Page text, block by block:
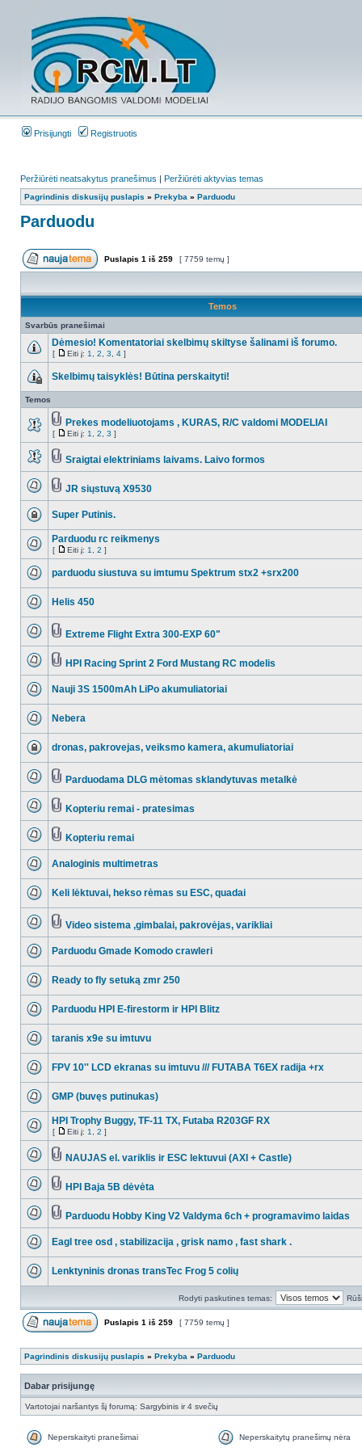
Prisijungti Registruotis
Peržiūrėti neatsakytus pranešimus | Peržiūrėti aktyvias temas
Pagrindinis diskusijų puslapis » Prekyba » Parduodu
Parduodu
Puslapis 1 iš 259 [ 7759 temų ]
Temos
Svarbūs pranešimai
Dėmesio! Komentatoriai skelbimų skiltyse šalinami iš forumo.
[ Eiti į: 1 2 3 4 ]
Skelbimų taisyklės! Būtina perskaityti!
Temos
Prekes modeliuotojams , KURAS, R/C valdomi MODELIAI
[ Eiti į: 1 2 3 ]
Sraigtai elektriniams laivams. Laivo formos
JR siųstuvą X9530
Super Putinis.
Parduodu rc reikmenys
[ Eiti į: 1 2 ]
parduodu siustuva su imtumu Spektrum stx2 +srx200
Helis 450
Extreme Flight Extra 300-EXP 60"
HPI Racing Sprint 2 Ford Mustang RC modelis
Nauji 3S 1500mAh LiPo akumuliatoriai
Nebera
dronas, pakrovejas, veiksmo kamera, akumuliatoriai
Parduodama DLG mėtomas sklandytuvas metalkė
Kopteriu remai - pratesimas
Kopteriu remai
Analoginis multimetras
Keli lėktuvai, hekso rėmas su ESC, quadai
Video sistema ,gimbalai, pakrovėjas, varikliai
Parduodu Gmade Komodo crawleri
Ready to fly setuką zmr 250
Parduodu HPI E-firestorm ir HPI Blitz
taranis x9e su imtuvu
FPV 10'' LCD ekranas su imtuvu /// FUTABA T6EX radija +rx
GMP (buvęs putinukas)
HPI Trophy Buggy, TF-11 TX, Futaba R203GF RX
[ Eiti į: 1 2 ]
NAUJAS el. variklis ir ESC lektuvui (AXI + Castle)
HPI Baja 5B dėvėta
Parduodu Hobby King V2 Valdyma 6ch + programavimo laidas
Eagl tree osd , stabilizacija , grisk namo , fast shark .
Lenktyninis dronas transTec Frog 5 colių
Rodyti paskutines temas:
Puslapis 1 iš 259 [ 7759 temų ]
Pagrindinis diskusijų puslapis » Prekyba » Parduodu
Dabar prisijungę
Vartotojai naršantys šį forumą: Sargybinis ir 4 svečių
Neperskaityti pranešimai Neperskaitytų pranešimų nėra